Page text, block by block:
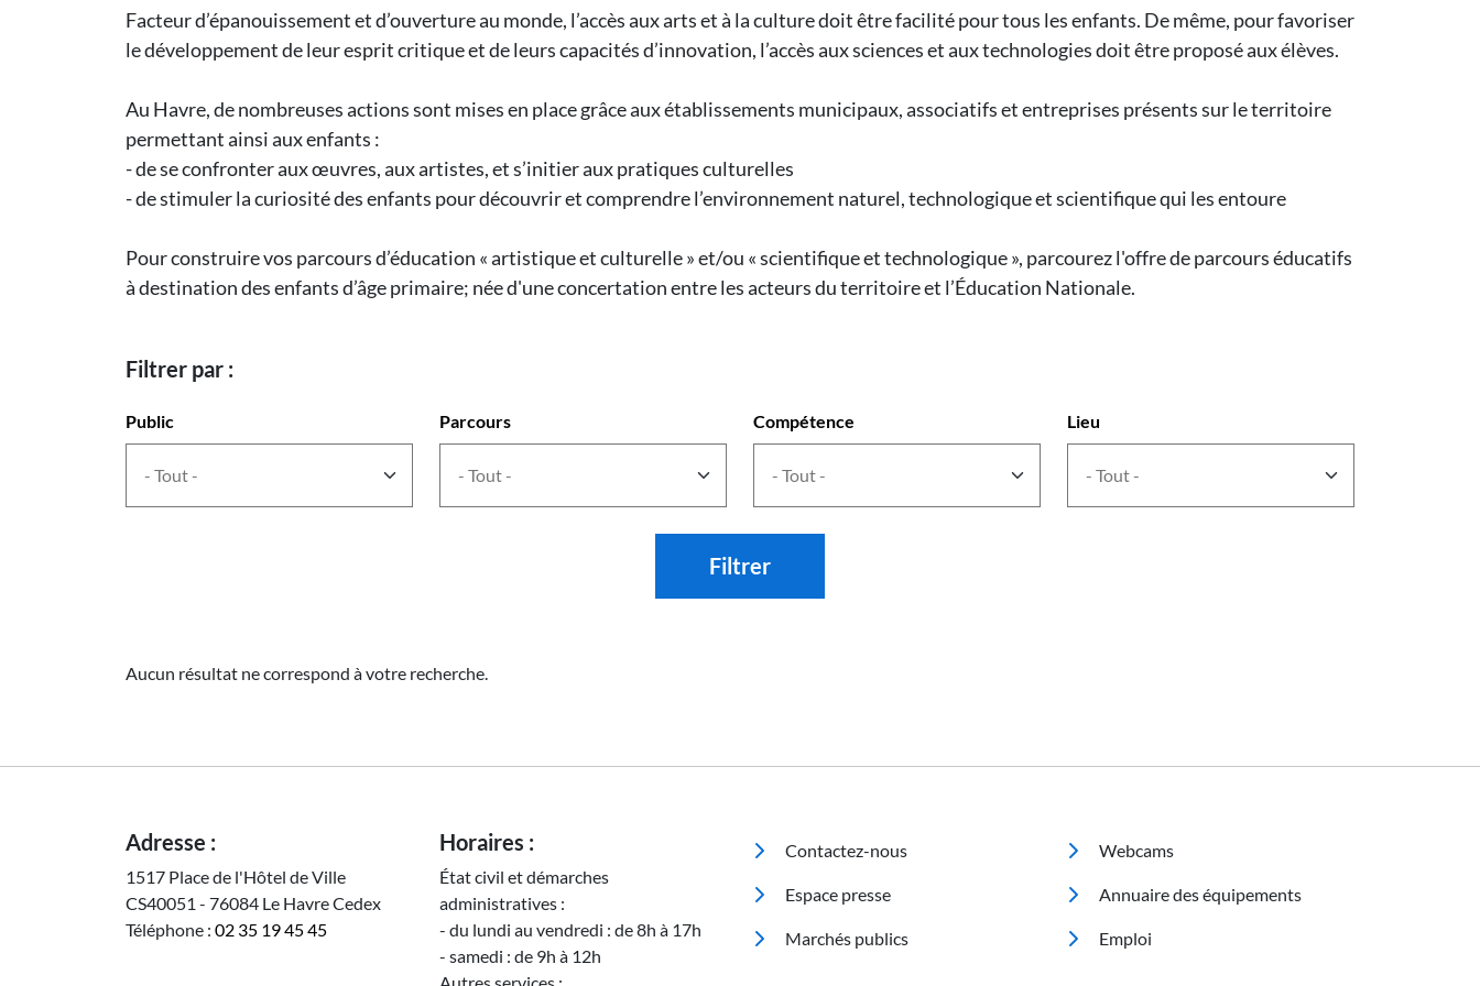
Facteur d’épanouissement et d’ouverture au monde, l’accès aux arts et à la culture doit être facilité pour tous les enfants. De même, pour favoriser
le développement de leur esprit critique et de leurs capacités d’innovation, l’accès aux sciences et aux technologies doit être proposé aux élèves.
Au Havre, de nombreuses actions sont mises en place grâce aux établissements municipaux, associatifs et entreprises présents sur le territoire
permettant ainsi aux enfants :
- de se confronter aux œuvres, aux artistes, et s’initier aux pratiques culturelles
- de stimuler la curiosité des enfants pour découvrir et comprendre l’environnement naturel, technologique et scientifique qui les entoure
Pour construire vos parcours d’éducation « artistique et culturelle » et/ou « scientifique et technologique », parcourez l'offre de parcours éducatifs
à destination des enfants d’âge primaire; née d'une concertation entre les acteurs du territoire et l’Éducation Nationale.
Filtrer par :
Public Parcours Compétence Lieu
Filtrer
Aucun résultat ne correspond à votre recherche.
Adresse :
1517 Place de l'Hôtel de Ville
CS40051 - 76084 Le Havre Cedex
Téléphone : 02 35 19 45 45
Horaires :
État civil et démarches
administratives :
- du lundi au vendredi : de 8h à 17h
- samedi : de 9h à 12h
Pied de page
Contactez-nous
Espace presse
Marchés publics
Footer 2
Webcams
Annuaire des équipements
Emploi